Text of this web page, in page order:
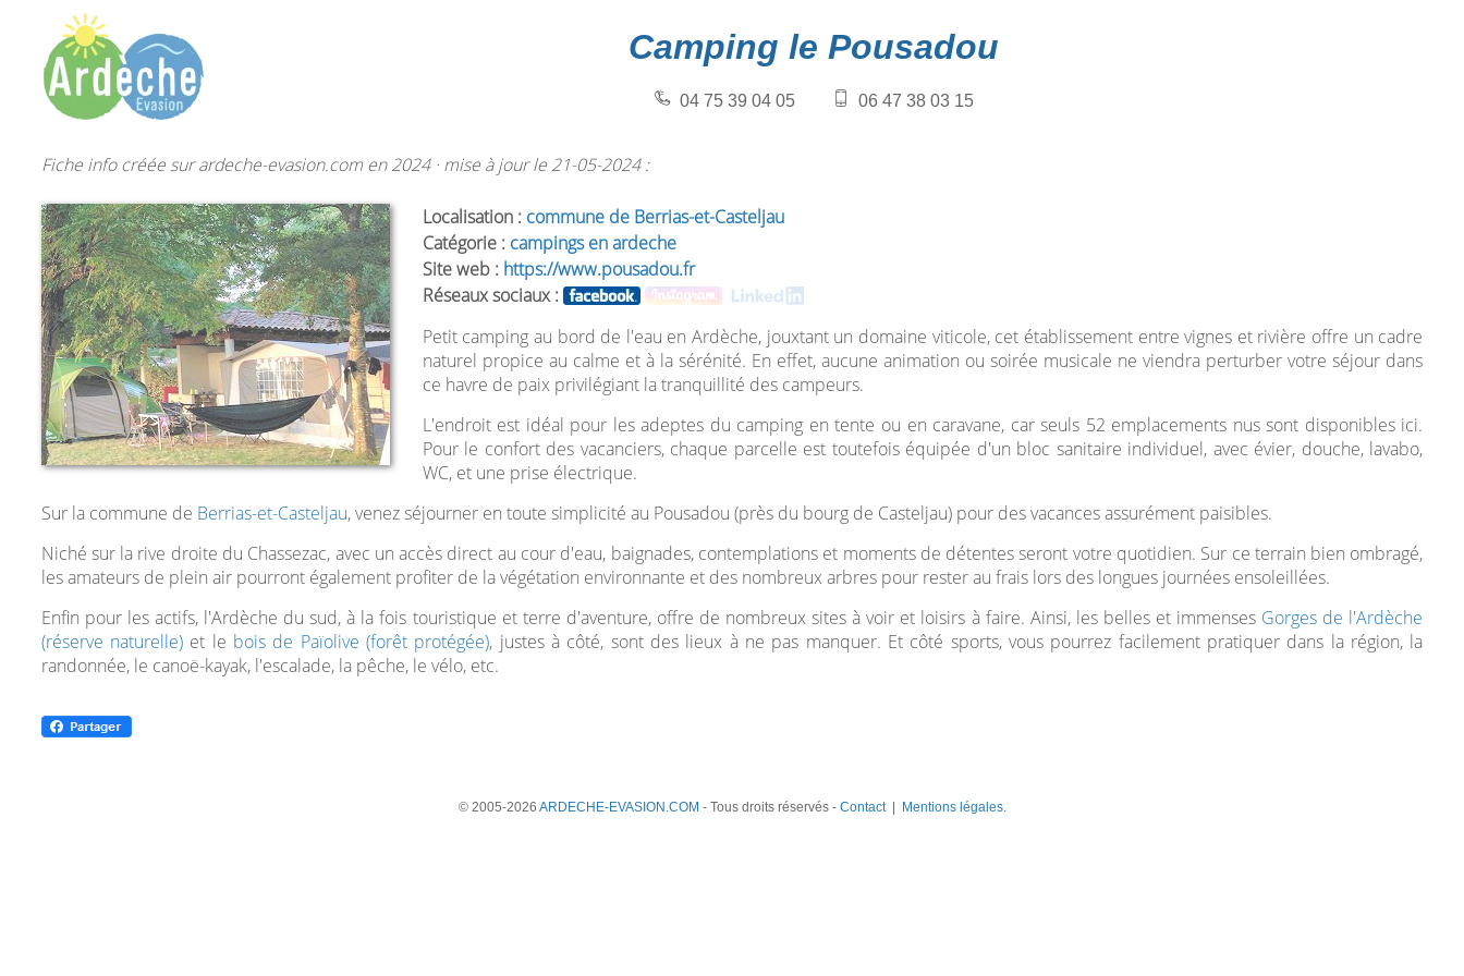
Camping le Pousadou
04 75 39 04 05 06 47 38 03 15
Fiche info créée sur ardeche-evasion.com en 2024 · mise à jour le 21-05-2024 :
Localisation : commune de Berrias-et-Casteljau
Catégorie : campings en ardeche
Site web : https://www.pousadou.fr
Réseaux sociaux :
Petit camping au bord de l'eau en Ardèche, jouxtant un domaine viticole, cet établissement entre vignes et rivière offre un cadre
naturel propice au calme et à la sérénité. En effet, aucune animation ou soirée musicale ne viendra perturber votre séjour dans
ce havre de paix privilégiant la tranquillité des campeurs.
L'endroit est idéal pour les adeptes du camping en tente ou en caravane, car seuls 52 emplacements nus sont disponibles ici.
Pour le confort des vacanciers, chaque parcelle est toutefois équipée d'un bloc sanitaire individuel, avec évier, douche, lavabo,
WC, et une prise électrique.
Sur la commune de Berrias-et-Casteljau, venez séjourner en toute simplicité au Pousadou (près du bourg de Casteljau) pour des vacances assurément paisibles.
Niché sur la rive droite du Chassezac, avec un accès direct au cour d'eau, baignades, contemplations et moments de détentes seront votre quotidien. Sur ce terrain bien ombragé,
les amateurs de plein air pourront également profiter de la végétation environnante et des nombreux arbres pour rester au frais lors des longues journées ensoleillées.
Enfin pour les actifs, l'Ardèche du sud, à la fois touristique et terre d'aventure, offre de nombreux sites à voir et loisirs à faire. Ainsi, les belles et immenses Gorges de l'Ardèche
(réserve naturelle)et le bois de Païolive (forêt protégée), justes à côté, sont des lieux à ne pas manquer. Et côté sports, vous pourrez facilement pratiquer dans la région, la
randonnée, le canoë-kayak, l'escalade, la pêche, le vélo, etc.
© 2005-2026 ARDECHE-EVASION.COM - Tous droits réservés - Contact| Mentions légales.